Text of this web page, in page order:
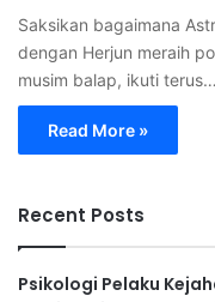
Saksikan bagaimana
dengan Herjun meraih
musim balap, ikuti terus…
Read More »
Recent Posts
Psikologi Pelaku